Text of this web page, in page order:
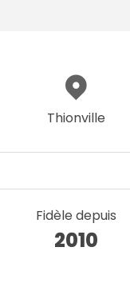
Thionville
Fidèle depuis
2010